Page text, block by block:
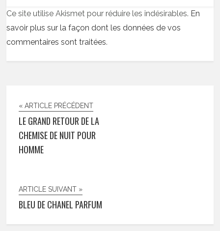
Ce site utilise Akismet pour réduire les indésirables. En
savoir plus sur la façon dont les données de vos
commentaires sont traitées.
« ARTICLE PRÉCÉDENT
LE GRAND RETOUR DE LA
CHEMISE DE NUIT POUR
HOMME
ARTICLE SUIVANT »
BLEU DE CHANEL PARFUM